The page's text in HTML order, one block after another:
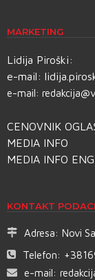
MARKETING
Lidija Piroški:
e-mail:
e-mail:
CENOVNIK
MEDIA INFO
MEDIA INFO
KONTAKT PODACI
Adresa: Novi
Telefon:
e-mail: